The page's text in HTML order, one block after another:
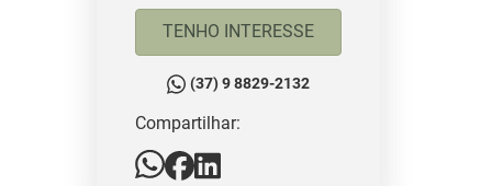
TENHO INTERESSE
(37) 9 8829-2132
Compartilhar: